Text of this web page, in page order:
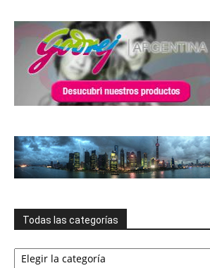
Todas las categorías
Todas
las